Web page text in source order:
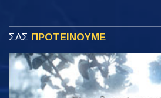
ΣΑΣ ΠΡΟΤΕΙΝΟΥΜΕ